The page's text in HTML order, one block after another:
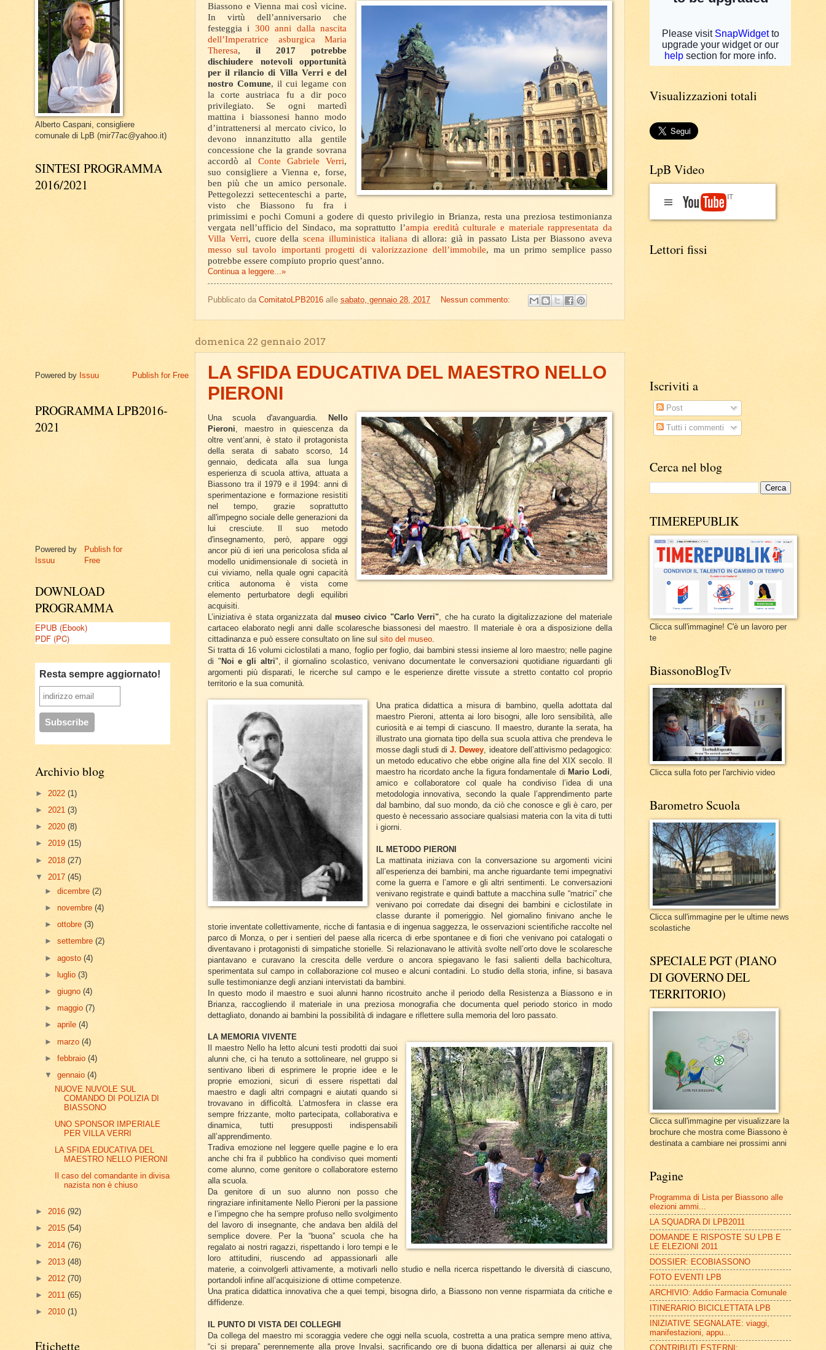
Biassono e Vienna mai così vicine.
In virtù dell’anniversario che
festeggia i 300 anni dalla nascita
dell’Imperatrice asburgica Maria
Theresa, il 2017 potrebbe
dischiudere notevoli opportunità
per il rilancio di Villa Verri e del
nostro Comune, il cui legame con
la corte austriaca fu a dir poco
privilegiato. Se ogni martedì
mattina i biassonesi hanno modo
d’intrattenersi al mercato civico, lo
devono innanzitutto alla gentile
concessione che la grande sovrana
accordò al Conte Gabriele Verri,
suo consigliere a Vienna e, forse,
ben più che un amico personale.
Pettegolezzi settecenteschi a parte,
visto che Biassono fu fra i
primissimi e pochi Comuni a godere di questo privilegio in Brianza, resta una preziosa testimonianza
vergata nell’ufficio del Sindaco, ma soprattutto l’ampia eredità culturale e materiale rappresentata da
Villa Verri, cuore dellascena illuministica italiana di allora: già in passato Lista per Biassono aveva
messo sul tavolo importanti progetti di valorizzazione dell’immobile, ma un primo semplice passo
potrebbe essere compiuto proprio quest’anno.
Continua a leggere...»
Pubblicato da ComitatoLPB2016 alle sabato, gennaio 28, 2017 Nessun commento:
domenica 22 gennaio 2017
LA SFIDA EDUCATIVA DEL MAESTRO NELLO
PIERONI
Una scuola d'avanguardia.Nello
Pieroni , maestro in quiescenza da
oltre vent’anni, è stato il protagonista
della serata di sabato scorso, 14
gennaio, dedicata alla sua lunga
esperienza di scuola attiva, attuata a
Biassono tra il 1979 e il 1994: anni di
sperimentazione e formazione resistiti
nel tempo, grazie soprattutto
all'impegno sociale delle generazioni da
lui cresciute. Il suo metodo
d'insegnamento, però, appare oggi
ancor più di ieri una pericolosa sfida al
modello unidimensionale di società in
cui viviamo, nella quale ogni capacità
critica autonoma è vista come
elemento perturbatore degli equilibri
acquisiti.
L’iniziativa è stata organizzata dal museo civico "Carlo Verri" , che ha curato la digitalizzazione del materiale
cartaceo elaborato negli anni dalle scolaresche biassonesi del maestro. Il materiale è ora a disposizione della
cittadinanza e può essere consultato on line sul sito del museo
Si tratta di 16 volumi ciclostilati a mano, foglio per foglio, dai bambini stessi insieme al loro maestro; nelle pagine
di "Noi e gli altri", il giornalino scolastico,venivano documentate le conversazioni quotidiane riguardanti gli
argomenti più disparati, le ricerche sul campo e le esperienze dirette vissute a stretto contatto col proprio
territorio e la sua comunità.
Una pratica didattica a misura di bambino, quella adottata dal
maestro Pieroni, attenta ai loro bisogni, alle loro sensibilità, alle
curiosità e ai tempi di ciascuno. Il maestro, durante la serata, ha
illustrato una giornata tipo della sua scuola attiva che prendeva le
mosse dagli studi diJ. Dewey , ideatore dell’attivismo pedagogico:
un metodo educativo che ebbe origine alla fine del XIX secolo. Il
maestro ha ricordato anche la figura fondamentale diMario Lodi
amico e collaboratore col quale ha condiviso l’idea di una
metodologia innovativa, secondo la quale l’apprendimento parte
dal bambino, dal suo mondo, da ciò che conosce e gli è caro, per
questo è necessario associare qualsiasi materia con la vita di tutti
i giorni.
IL METODO PIERONI
La mattinata iniziava con la conversazione su argomenti vicini
all’esperienza dei bambini, ma anche riguardante temi impegnativi
come la guerra e l’amore e gli altri sentimenti. Le conversazioni
venivano registrate e quindi battute a macchina sulle “matrici” che
venivano poi corredate dai disegni dei bambini e ciclostilate in
classe durante il pomeriggio. Nel giornalino finivano anche le
storie inventate collettivamente, ricche di fantasia e di ingenua saggezza, le osservazioni scientifiche raccolte nel
parco di Monza, o per i sentieri del paese alla ricerca di erbe spontanee e di fiori che venivano poi catalogati o
diventavano i protagonisti di simpatiche storielle. Si relazionavano le attività svolte nell’orto dove le scolaresche
piantavano e curavano la crescita delle verdure o ancora spiegavano le fasi salienti della bachicoltura,
sperimentata sul campo in collaborazione col museo e alcuni contadini. Lo studio della storia, infine, si basava
sulle testimonianze degli anziani intervistati da bambini.
In questo modo il maestro e suoi alunni hanno ricostruito anche il periodo della Resistenza a Biassono e in
Brianza, raccogliendo il materiale in una preziosa monografia che documenta quel periodo storico in modo
dettagliato, donando ai bambini la possibilità di indagare e riflettere sulla memoria del loro passato.
LA MEMORIA VIVENTE
Il maestro Nello ha letto alcuni testi prodotti dai suoi
alunni che, ci ha tenuto a sottolineare, nel gruppo si
sentivano liberi di esprimere le proprie idee e le
proprie emozioni, sicuri di essere rispettati dal
maestro e dagli altri compagni e aiutati quando si
trovavano in difficoltà. L’atmosfera in classe era
sempre frizzante, molto partecipata, collaborativa e
dinamica, tutti presupposti indispensabili
all’apprendimento.
Tradiva emozione nel leggere quelle pagine e lo era
anche chi fra il pubblico ha condiviso quei momenti
come alunno, come genitore o collaboratore esterno
alla scuola.
Da genitore di un suo alunno non posso che
ringraziare infinitamente Nello Pieroni per la passione
e l’impegno che ha sempre profuso nello svolgimento
del lavoro di insegnante, che andava ben aldilà del
semplice dovere. Per la “buona” scuola che ha
regalato ai nostri ragazzi, rispettando i loro tempi e le
loro attitudini, riuscendo ad appassionarli alle
materie, a coinvolgerli attivamente, a motivarli nello studio e nella ricerca rispettando le diversità di ciascuno,
portandoli infine all’acquisizione di ottime competenze.
Una pratica didattica innovativa che a quei tempi, bisogna dirlo, a Biassono non venne risparmiata da critiche e
diffidenze.
IL PUNTO DI VISTA DEI COLLEGHI
Da collega del maestro mi scoraggia vedere che oggi nella scuola, costretta a una pratica sempre meno attiva,
“ci si prepara” perennemente alla prove Invalsi, sacrificando ore di buona didattica per allenarsi ai quiz che
Alberto Caspani, consigliere
comunale di LpB (mir77ac@yahoo.it)
SINTESI PROGRAMMA
2016/2021
Powered by Issuu Publish for Free
PROGRAMMA LPB2016-
2021
Powered by
Issuu
Publish for
Free
DOWNLOAD
PROGRAMMA
EPUB (Ebook)
PDF (PC)
Resta sempre aggiornato!
Archivio blog
► 2022 (1)
► 2021 (3)
► 2020 (8)
► 2019 (15)
► 2018 (27)
▼ 2017 (45)
►dicembre(2)
►novembre(4)
►ottobre(3)
►settembre(2)
►agosto(4)
► luglio(3)
►giugno(4)
►maggio(7)
►aprile(4)
►marzo(4)
►febbraio(4)
▼gennaio(4)
NUOVE NUVOLE SUL
COMANDO DI POLIZIA DI
BIASSONO
UNO SPONSOR IMPERIALE
PER VILLA VERRI
LA SFIDA EDUCATIVA DEL
MAESTRO NELLO PIERONI
Il caso del comandante in divisa
nazista non è chiuso
► 2016 (92)
► 2015 (54)
► 2014 (76)
► 2013 (48)
► 2012 (70)
► 2011 (65)
► 2010 (1)
Etichette
Visualizzazioni totali
LpB Video
Lettori fissi
Iscriviti a
Post
Tutti i commenti
Cerca nel blog
TIMEREPUBLIK
Clicca sull'immagine! C'è un lavoro per
te
BiassonoBlogTv
Clicca sulla foto per l'archivio video
Barometro Scuola
Clicca sull'immagine per le ultime news
scolastiche
SPECIALE PGT (PIANO
DI GOVERNO DEL
TERRITORIO)
Clicca sull'immagine per visualizzare la
brochure che mostra come Biassono è
destinata a cambiare nei prossimi anni
Pagine
Programma di Lista per Biassono alle
elezioni ammi...
LA SQUADRA DI LPB2011
DOMANDE E RISPOSTE SU LPB E
LE ELEZIONI 2011
DOSSIER: ECOBIASSONO
FOTO EVENTI LPB
ARCHIVIO: Addio Farmacia Comunale
ITINERARIO BICICLETTATA LPB
INIZIATIVE SEGNALATE: viaggi,
manifestazioni, appu...
CONTRIBUTI ESTERNI: